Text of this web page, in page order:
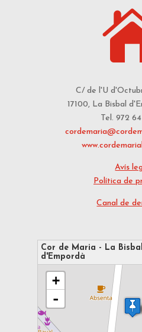
C/ de l'U
17100, La Bisbal
Tel. 972
Avís
Política de
Canal de
Cor de Maria - La Bisbal
d'Empordà
s'està carregant el mapa - espereu...
+
-